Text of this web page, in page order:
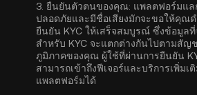
3. ยืนยันตัวตนของคุณ: แพลตฟอร์มแล
ปลอดภัยและมีชื่อเสียงมักจะขอให้คุณด
ยืนยัน KYC ให้เสร็จสมบูรณ์ ซึ่งข้อมูลที่
สำหรับ KYC จะแตกต่างกันไปตามสัญ
ภูมิภาคของคุณ ผู้ใช้ที่ผ่านการยืนยัน
สามารถเข้าถึงฟีเจอร์และบริการเพิ่มเ
แพลตฟอร์มได้